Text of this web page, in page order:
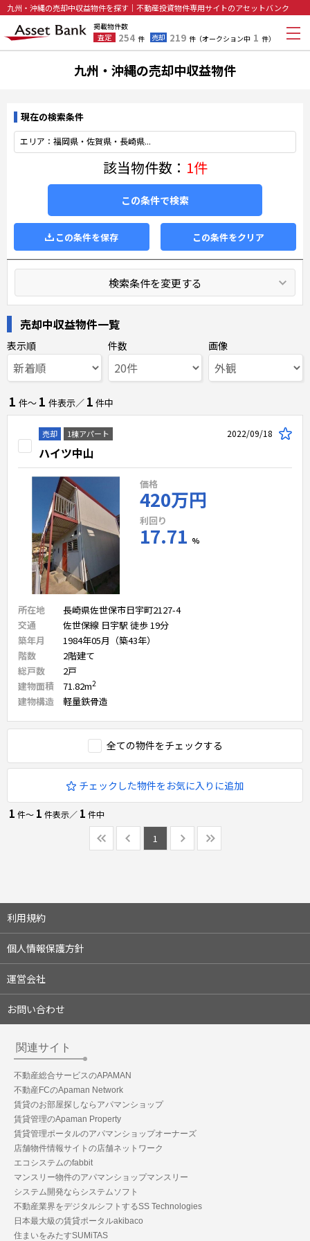
九州・沖縄の売却中収益物件を探す｜不動産投資物件専用サイトのアセットバンク
掲載物件数
査定
254 件 売却 219 件（オークション中 1 件）
九州・沖縄の売却中収益物件
現在の検索条件
エリア：福岡県・佐賀県・長崎県...
該当物件数： 1件
この条件で検索
この条件を保存 この条件をクリア
検索条件を変更する
売却中収益物件一覧
表示順 件数 画像
1 件〜 1 件表示／ 1 件中
売却 1棟アパート
ハイツ中山
2022/09/18
価格
420万円
利回り
17.71 %
所在地
長崎県佐世保市日宇町2127-4
交通
佐世保線 日宇駅 徒歩 19分
築年月
1984年05月（築43年）
階数
2階建て
総戸数
2戸
建物面積
71.82m2
建物構造 軽量鉄骨造
全ての物件をチェックする
チェックした物件をお気に入りに追加
1 件〜 1 件表示／ 1 件中
1
利用規約
個人情報保護方針
運営会社
お問い合わせ
関連サイト
不動産総合サービスのAPAMAN
不動産FCのApaman Network
賃貸のお部屋探しならアパマンショップ
賃貸管理のApaman Property
賃貸管理ポータルのアパマンショップオーナーズ
店舗物件情報サイトの店舗ネットワーク
エコシステムのfabbit
マンスリー物件のアパマンショップマンスリー
システム開発ならシステムソフト
不動産業界をデジタルシフトするSS Technologies
日本最大級の賃貸ポータルakibaco
住まいをみたすSUMiTAS